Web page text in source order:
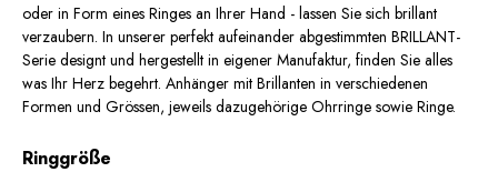
oder in Form eines Ringes an Ihrer Hand - lassen Sie sich brillant
verzaubern. In unserer perfekt aufeinander abgestimmten BRILLANT-
Serie designt und hergestellt in eigener Manufaktur, finden Sie alles
was Ihr Herz begehrt. Anhänger mit Brillanten in verschiedenen
Formen und Grössen, jeweils dazugehörige Ohrringe sowie Ringe.
Ringgröße